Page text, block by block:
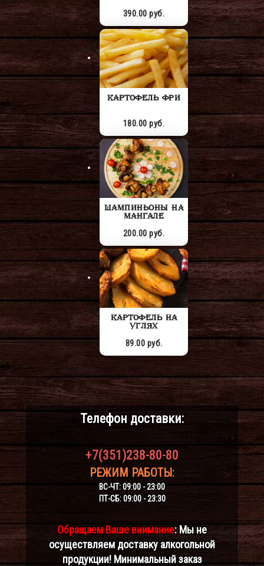
390.00 руб.
КАРТОФЕЛЬ ФРИ
180.00 руб.
ШАМПИНЬОНЫ НА
МАНГАЛЕ
200.00 руб.
КАРТОФЕЛЬ НА
УГЛЯХ
89.00 руб.
Телефон доставки:
+7(351)238-80-80
РЕЖИМ РАБОТЫ:
ВС-ЧТ: 09:00 - 23:00
ПТ-СБ: 09:00 - 23:30
Обращаем Ваше внимание: Мы не
осуществляем доставку алкогольной
продукции! Минимальный заказ